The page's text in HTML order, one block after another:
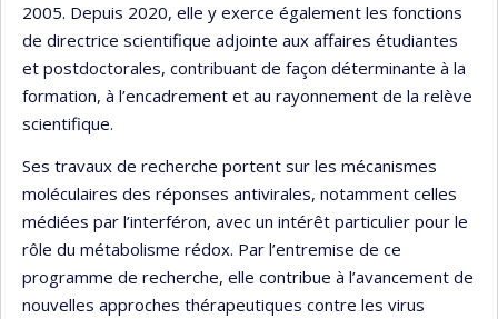
2005. Depuis 2020, elle y exerce également les fonctions
de directrice scientifique adjointe aux affaires étudiantes
et postdoctorales, contribuant de façon déterminante à la
formation, à l’encadrement et au rayonnement de la relève
scientifique.
Ses travaux de recherche portent sur les mécanismes
moléculaires des réponses antivirales, notamment celles
médiées par l’interféron, avec un intérêt particulier pour le
rôle du métabolisme rédox. Par l’entremise de ce
programme de recherche, elle contribue à l’avancement de
nouvelles approches thérapeutiques contre les virus